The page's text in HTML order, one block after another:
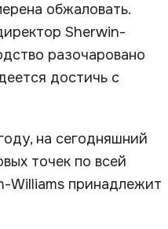
обжаловать.
Sherwin-
разочаровано
достичь с
на сегодняшний
точек по всей
Williams принадлежит